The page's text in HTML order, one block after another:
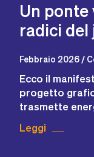
Un ponte
radici del
Febbraio 2026 /
Ecco il
progetto
trasmette
Leggi